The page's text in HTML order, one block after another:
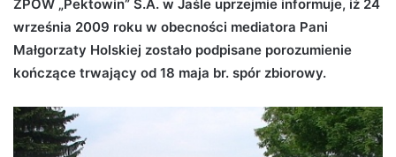
n
a
ZPOW „Pektowin” S.A. w Jaśle uprzejmie informuje, iż 24
września 2009 roku w obecności mediatora Pani
Małgorzaty Holskiej zostało podpisane porozumienie
kończące trwający od 18 maja br. spór zbiorowy.